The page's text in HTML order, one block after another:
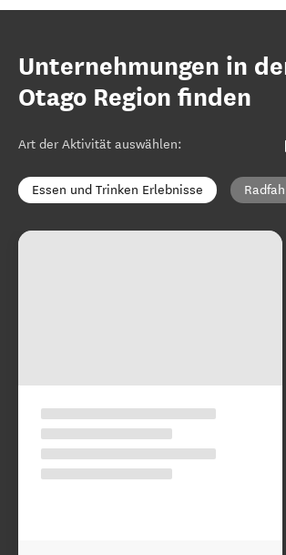
Unternehmungen in
Otago Region finden
Art der Aktivität auswählen:
Essen und Trinken Erlebnisse